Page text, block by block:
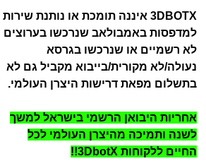
3DBOTX איננה תומכת או נותנת שירות
למדפסות באמבולאב שנרכשו בערוצים
לא רשמיים או שנרכשו בגרסא
נעולה/לא מקורית/בייבוא מקביל גם לא
בתשלום מפאת דרישות היצרן העולמי.
אחריות היבואן הרשמי בישראל למשך
לשנה ותמיכה מהיצרן העולמי לכל
החיים ללקוחות 3DbotX!!